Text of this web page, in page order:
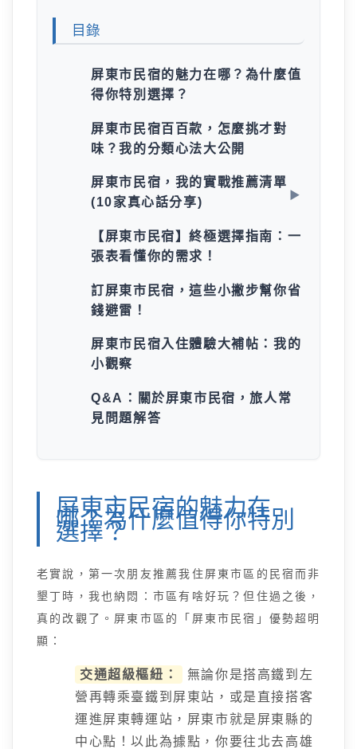
目錄
屏東市民宿的魅力在哪？為什麼值
得你特別選擇？
屏東市民宿百百款，怎麼挑才對
味？我的分類心法大公開
屏東市民宿，我的實戰推薦清單
(10家真心話分享)
【屏東市民宿】終極選擇指南：一
張表看懂你的需求！
訂屏東市民宿，這些小撇步幫你省
錢避雷！
屏東市民宿入住體驗大補帖：我的
小觀察
Q&A：關於屏東市民宿，旅人常
見問題解答
屏東市民宿的魅力在
哪？為什麼值得你特別
選擇？
老實說，第一次朋友推薦我住屏東市區的民宿而非
墾丁時，我也納悶：市區有啥好玩？但住過之後，
真的改觀了。屏東市區的「屏東市民宿」優勢超明
顯：
交通超級樞紐：
無論你是搭高鐵到左
營再轉乘臺鐵到屏東站，或是直接搭客
運進屏東轉運站，屏東市就是屏東縣的
中心點！以此為據點，你要往北去高雄